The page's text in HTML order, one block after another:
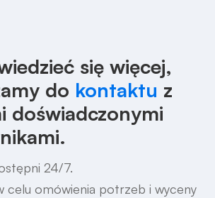
się więcej,
do kontaktu z
doświadczonymi
24/7.
celu omówienia potrzeb i wyceny